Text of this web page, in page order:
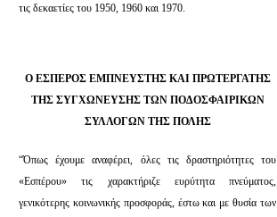
τις δεκαετίες του 1950, 1960 και 1970.
Ο ΕΣΠΕΡΟΣ ΕΜΠΝΕΥΣΤΗΣ ΚΑΙ ΠΡΩΤΕΡΓΑΤΗΣ
ΤΗΣ ΣΥΓΧΩΝΕΥΣΗΣ ΤΩΝ ΠΟΔΟΣΦΑΙΡΙΚΩΝ
ΣΥΛΛΟΓΩΝ ΤΗΣ ΠΟΛΗΣ
“Όπως έχουμε αναφέρει, όλες τις δραστηριότητες του
«Εσπέρου» τις χαρακτήριζε ευρύτητα πνεύματος,
γενικότερης κοινωνικής προσφοράς, έστω και με θυσία των